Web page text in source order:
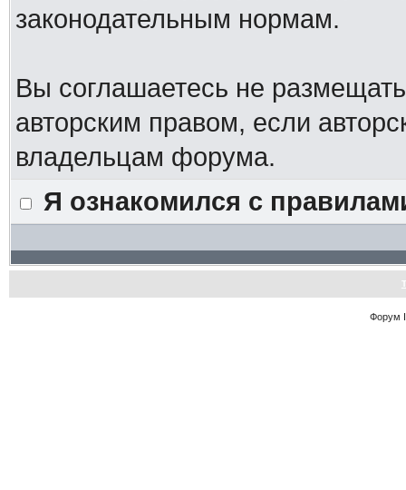
законодательным нормам.
Вы соглашаетесь не
авторским правом, если
владельцам форума.
Я ознакомился с
Форум